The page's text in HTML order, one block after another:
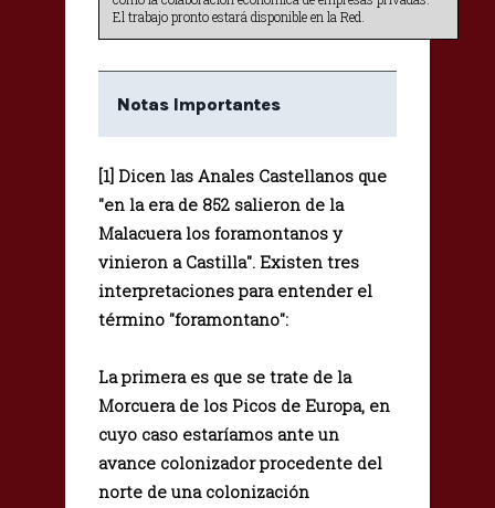
El trabajo pronto estará disponible en la Red.
Notas Importantes
[1] Dicen las Anales Castellanos que
"en la era de 852 salieron de la
Malacuera los foramontanos y
vinieron a Castilla". Existen tres
interpretaciones para entender el
término "foramontano":
La primera es que se trate de la
Morcuera de los Picos de Europa, en
cuyo caso estaríamos ante un
avance colonizador procedente del
norte de una colonización